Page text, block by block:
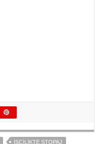
İŞCILIKTE STOPAJ